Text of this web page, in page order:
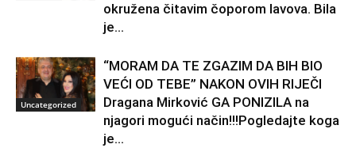
okružena čitavim čoporom lavova. Bila
je...
Uncategorized
“MORAM DA TE ZGAZIM DA BIH BIO
VEĆI OD TEBE” NAKON OVIH RIJEČI
Dragana Mirković GA PONIZILA na
njagori mogući način!!!Pogledajte koga
je...